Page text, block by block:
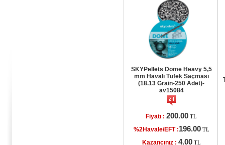
SKYPellets Dome Heavy 5,5
mm Havalı Tüfek Saçması
(18.13 Grain-250 Adet)-
av15084
Fiyatı : 200.00 TL
%2Havale/EFT :196.00 TL
Kazancınız : 4.00 TL